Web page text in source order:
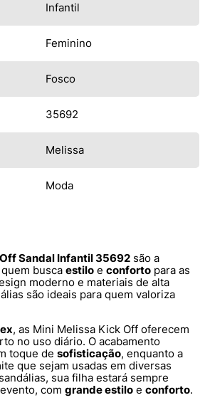
Infantil
Feminino
Fosco
35692
Melissa
Moda
Sandal Infantil 35692 são a
busca estilo e conforto para as
moderno e materiais de alta
são ideais para quem valoriza
, as Mini Melissa Kick Off oferecem
no uso diário. O acabamento
toque de sofisticação, enquanto a
que sejam usadas em diversas
sua filha estará sempre
com grande estilo e conforto.